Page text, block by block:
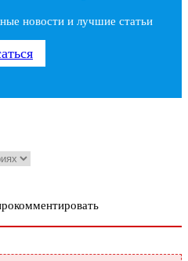
новости и лучшие статьи